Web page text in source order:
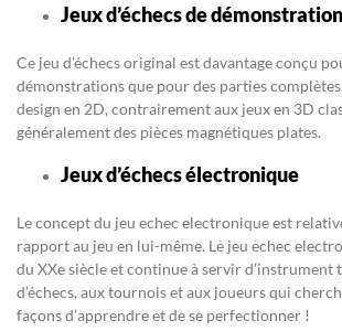
Jeux d’échecs de démonstration
Ce jeu d’échecs original est davantage conçu
démonstrations que pour des parties
design en 2D, contrairement aux jeux en 3D
généralement des pièces magnétiques plates.
Jeux d’échecs électronique
Le concept du jeu echec electronique est
rapport au jeu en lui-même. Le jeu echec
du XXe siècle et continue à servir d’instrument
d’échecs, aux tournois et aux joueurs qui
façons d’apprendre et de se perfectionner !